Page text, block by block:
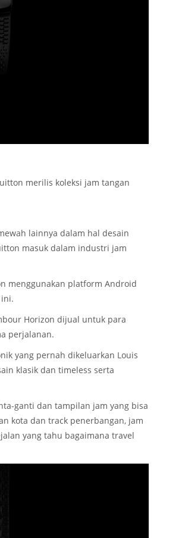
merilis koleksi jam tangan
lainnya dalam hal desain
masuk dalam industri jam
menggunakan platform Android
Horizon dijual untuk para
perjalanan.
yang pernah dikeluarkan Louis
klasik dan timeless serta
ganti dan tampilan jam yang bisa
kota dan track penerbangan, jam
yang tahu bagaimana travel